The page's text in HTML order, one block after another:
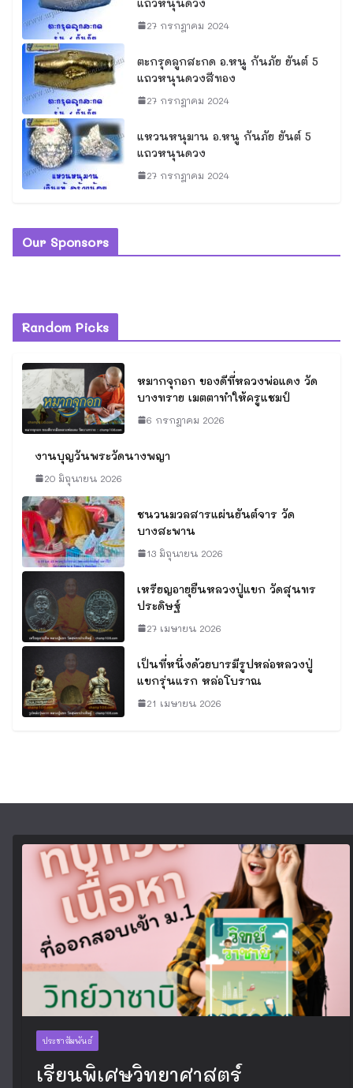
27 กรกฎาคม 2024
ตะกรุดลูกสะกด อ.หนู กันภัย ยันต์ 5
แถวหนุนดวงสีทอง
27 กรกฎาคม 2024
แหวนหนุมาน อ.หนู กันภัย ยันต์ 5
แถวหนุนดวง
27 กรกฎาคม 2024
Our Sponsors
Random Picks
หมากจุกอก ของดีที่หลวงพ่อแดง วัด
บางทราย เมตตาทำให้ครูแชมป์
6 กรกฎาคม 2026
งานบุญวันพระวัดนางพญา
20 มิถุนายน 2026
ชนวนมวลสารแผ่นยันต์จาร วัด
บางสะพาน
13 มิถุนายน 2026
เหรียญอายุยืนหลวงปู่แขก วัดสุนทร
ประดิษฐ์
27 เมษายน 2026
เป็นที่หนึ่งด้วยบารมีรูปหล่อหลวงปู่
แขกรุ่นแรก หล่อโบราณ
21 เมษายน 2026
ประชาสัมพันธ์
เรียนพิเศษวิทยาศาสตร์